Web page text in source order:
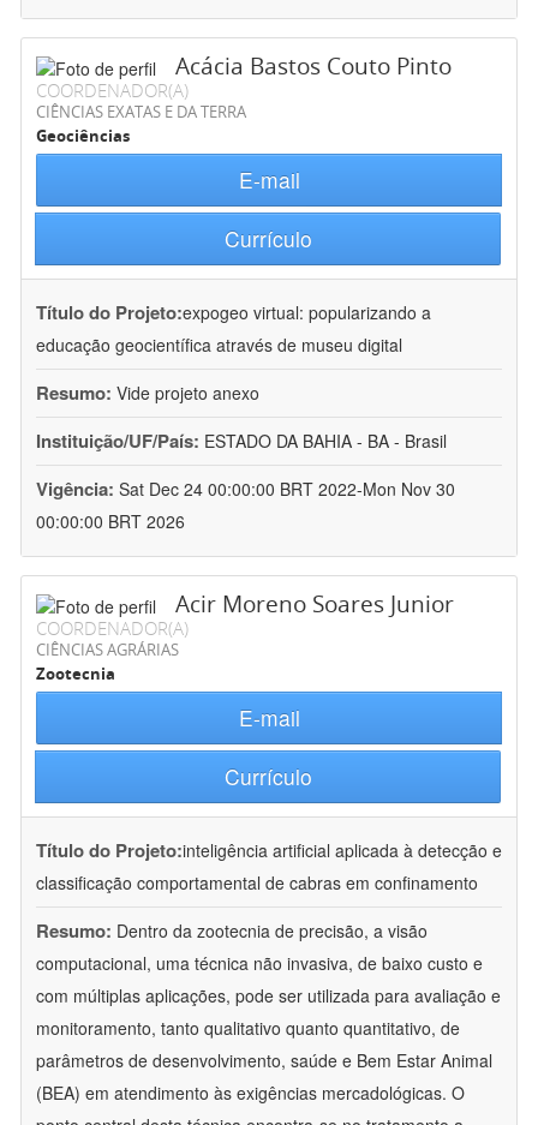
Acácia Bastos Couto Pinto
COORDENADOR(A)
CIÊNCIAS EXATAS E DA TERRA
Geociências
E-mail
Currículo
Título do Projeto:expogeo virtual: popularizando a
educação geocientífica através de museu digital
Resumo: Vide projeto anexo
Instituição/UF/País: ESTADO DA BAHIA - BA - Brasil
Vigência: Sat Dec 24 00:00:00 BRT 2022-Mon Nov 30
00:00:00 BRT 2026
Acir Moreno Soares Junior
COORDENADOR(A)
CIÊNCIAS AGRÁRIAS
Zootecnia
E-mail
Currículo
Título do Projeto:inteligência artificial aplicada à detecção e
classificação comportamental de cabras em confinamento
Resumo: Dentro da zootecnia de precisão, a visão
computacional, uma técnica não invasiva, de baixo custo e
com múltiplas aplicações, pode ser utilizada para avaliação e
monitoramento, tanto qualitativo quanto quantitativo, de
parâmetros de desenvolvimento, saúde e Bem Estar Animal
(BEA) em atendimento às exigências mercadológicas. O